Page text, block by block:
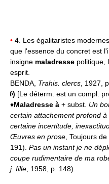
• 4. Les égalitaristes
que l'essence du concret est
insigne maladresse politique,
esprit.
BENDA, Trahis. clercs , 1927,
) [Le déterm. est un compl.
♦Maladresse à + subst. Un
certain attachement profond
certaine incertitude,
Œuvres en prose , Toujours
191). Pas un instant je ne
coupe rudimentaire de ma
j. fille , 1958, p. 148).